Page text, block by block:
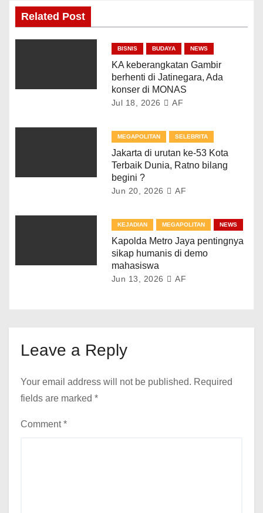
Related Post
BISNIS BUDAYA NEWS
KA keberangkatan Gambir
berhenti di Jatinegara, Ada
konser di MONAS
Jul 18, 2026 AF
MEGAPOLITAN SELEBRITA
Jakarta di urutan ke-53 Kota
Terbaik Dunia, Ratno bilang
begini ?
Jun 20, 2026 AF
KEJADIAN MEGAPOLITAN NEWS
Kapolda Metro Jaya pentingnya
sikap humanis di demo
mahasiswa
Jun 13, 2026 AF
Leave a Reply
Your email address will not be published. Required
fields are marked *
Comment*